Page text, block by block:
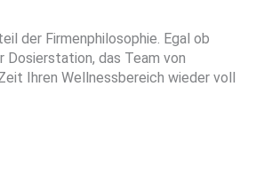
der Firmenphilosophie. Egal ob
Dosierstation, das Team von
Ihren Wellnessbereich wieder voll